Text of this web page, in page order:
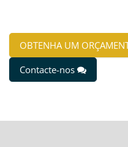
OBTENHA UM
Contacte-nos